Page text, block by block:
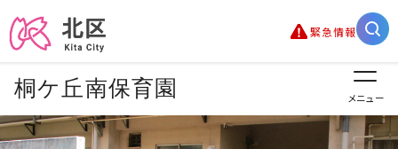
緊急情報
桐ケ丘南保育園 メニュー